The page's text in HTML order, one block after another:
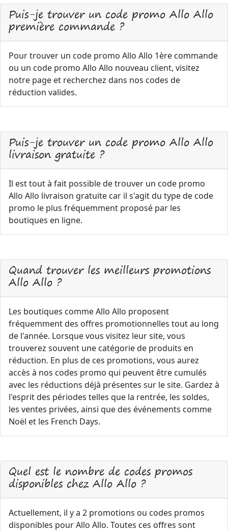
Puis-je trouver un code promo Allo Allo
première commande ?
Pour trouver un code promo Allo Allo 1ère commande
ou un code promo Allo Allo nouveau client, visitez
notre page et recherchez dans nos codes de
réduction valides.
Puis-je trouver un code promo Allo Allo
livraison gratuite ?
Il est tout à fait possible de trouver un code promo
Allo Allo livraison gratuite car il s'agit du type de code
promo le plus fréquemment proposé par les
boutiques en ligne.
Quand trouver les meilleurs promotions
Allo Allo ?
Les boutiques comme Allo Allo proposent
fréquemment des offres promotionnelles tout au long
de l'année. Lorsque vous visitez leur site, vous
trouverez souvent une catégorie de produits en
réduction. En plus de ces promotions, vous aurez
accès à nos codes promo qui peuvent être cumulés
avec les réductions déjà présentes sur le site. Gardez à
l'esprit des périodes telles que la rentrée, les soldes,
les ventes privées, ainsi que des événements comme
Noël et les French Days.
Quel est le nombre de codes promos
disponibles chez Allo Allo ?
Actuellement, il y a 2 promotions ou codes promos
disponibles pour Allo Allo. Toutes ces offres sont